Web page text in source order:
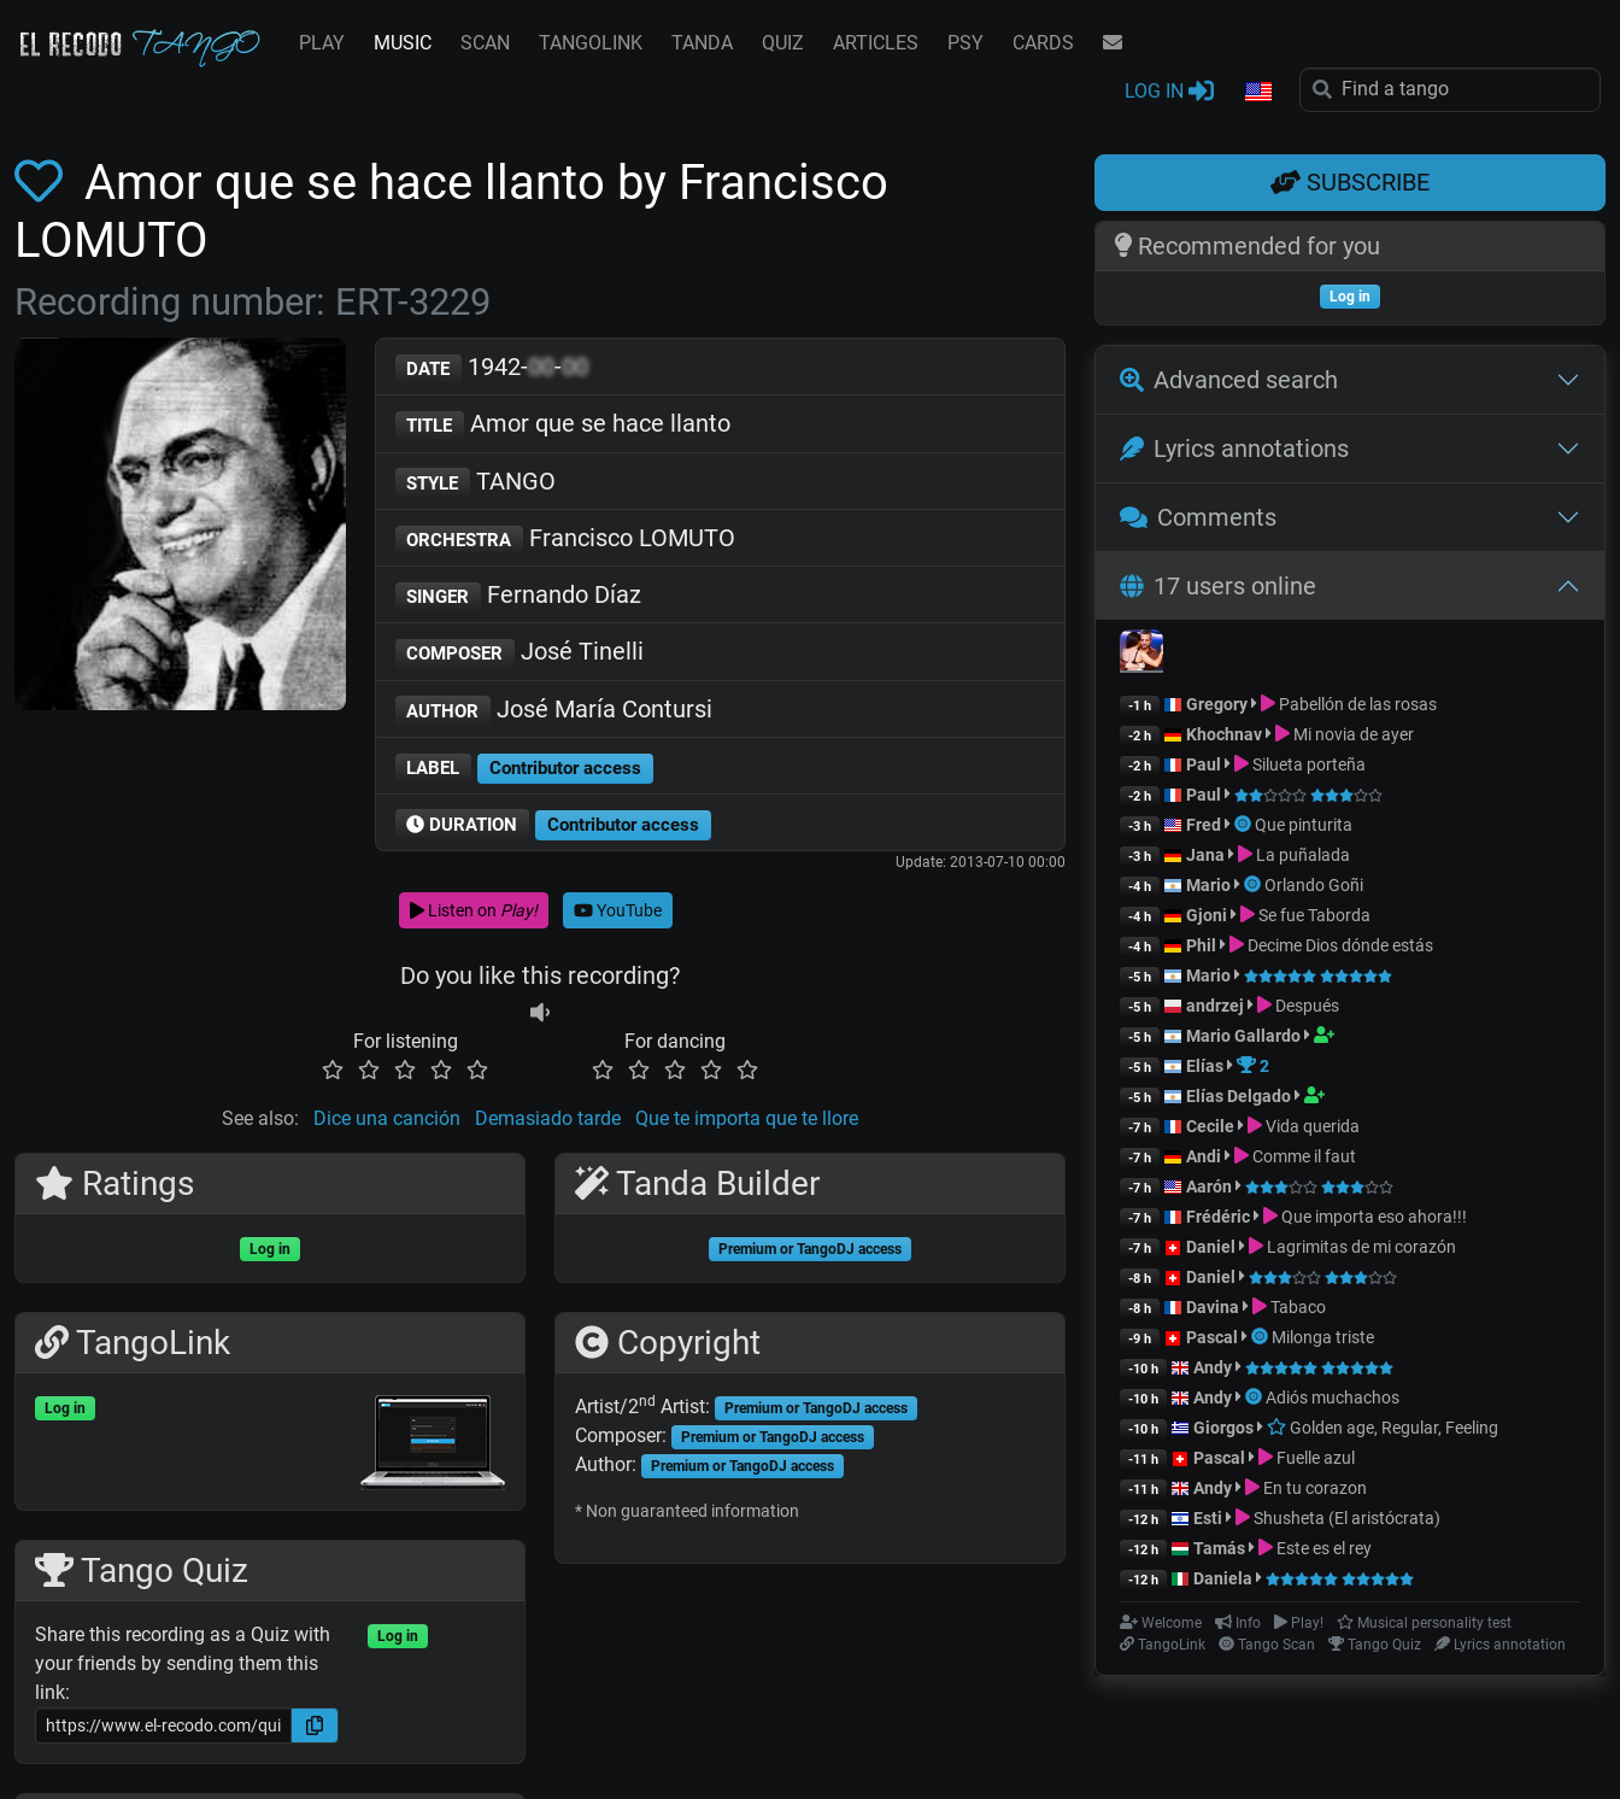
PLAY MUSIC SCAN TANGOLINK TANDA QUIZ ARTICLES PSY CARDS
LOG IN
Amor que se hace llanto by Francisco
LOMUTO
Recording number: ERT-3229
DATE 1942-00-00
TITLE Amor que se hace llanto
STYLE TANGO
ORCHESTRA Francisco LOMUTO
SINGER Fernando Díaz
COMPOSER José Tinelli
AUTHOR José María Contursi
LABEL Contributor access
DURATION Contributor access
Update: 2013-07-10 00:00
Listen on Play! YouTube
Do you like this recording?
For listening For dancing
See also: Dice una canción Demasiado tarde Que te importa que te llore
Ratings
Log in
TangoLink
Log in
Tango Quiz
Share this recording as a Quiz with
your friends by sending them this
link:
Log in
Tanda Builder
Premium or TangoDJ access
Copyright
Artist/2nd Artist: Premium or TangoDJ access
Composer: Premium or TangoDJ access
Author: Premium or TangoDJ access
* Non guaranteed information
SUBSCRIBE
Recommended for you
Log in
Advanced search
Lyrics annotations
Comments
17 users online
-1 h Gregory Pabellón de las rosas
-2 h Khochnav Mi novia de ayer
-2 h Paul Silueta porteña
-2 h Paul
-3 h Fred Que pinturita
-3 h Jana La puñalada
-4 h Mario Orlando Goñi
-4 h Gjoni Se fue Taborda
-4 h Phil Decime Dios dónde estás
-5 h Mario
-5 h andrzej Después
-5 h Mario Gallardo
-5 h Elías 2
-5 h Elías Delgado
-7 h Cecile Vida querida
-7 h Andi Comme il faut
-7 h Aarón
-7 h Frédéric Que importa eso ahora!!!
-7 h Daniel Lagrimitas de mi corazón
-8 h Daniel
-8 h Davina Tabaco
-9 h Pascal Milonga triste
-10 h Andy
-10 h Andy Adiós muchachos
-10 h Giorgos Golden age, Regular, Feeling
-11 h Pascal Fuelle azul
-11 h Andy En tu corazon
-12 h Esti Shusheta (El aristócrata)
-12 h Tamás Este es el rey
-12 h Daniela
Welcome Info Play!
Musical personality test
TangoLink
Tango Scan Tango Quiz Lyrics annotation